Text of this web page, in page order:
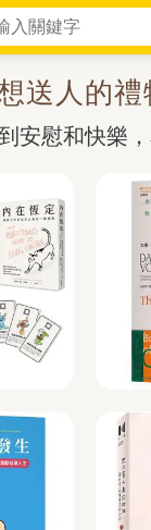
送人的禮
安慰和快樂